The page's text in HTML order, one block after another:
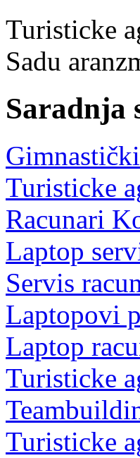
Turisticke
Sadu
Saradnja
Turisticke
Racunari
Laptop
Servis
Laptopovi
Laptop
Turisticke
Turisticke